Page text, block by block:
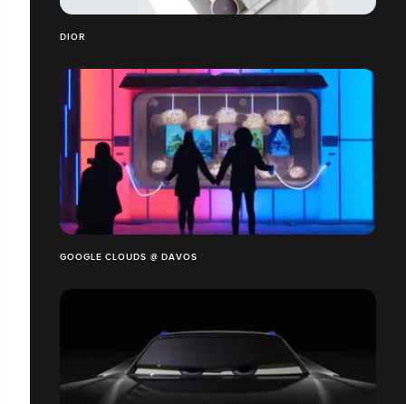
DIOR
GOOGLE CLOUDS @ DAVOS